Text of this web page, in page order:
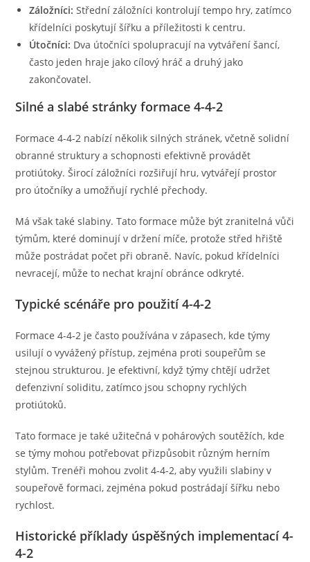
Záložníci: Střední záložníci kontrolují tempo hry, zatímco
křídelníci poskytují šířku a příležitosti k centru.
Útočníci: Dva útočníci spolupracují na vytváření šancí,
často jeden hraje jako cílový hráč a druhý jako
zakončovatel.
Silné a slabé stránky formace 4-4-2
Formace 4-4-2 nabízí několik silných stránek, včetně solidní
obranné struktury a schopnosti efektivně provádět
protiútoky. Širocí záložníci rozšiřují hru, vytvářejí prostor
pro útočníky a umožňují rychlé přechody.
Má však také slabiny. Tato formace může být zranitelná vůči
týmům, které dominují v držení míče, protože střed hřiště
může postrádat počet při obraně. Navíc, pokud křídelníci
nevracejí, může to nechat krajní obránce odkryté.
Typické scénáře pro použití 4-4-2
Formace 4-4-2 je často používána v zápasech, kde týmy
usilují o vyvážený přístup, zejména proti soupeřům se
stejnou strukturou. Je efektivní, když týmy chtějí udržet
defenzivní soliditu, zatímco jsou schopny rychlých
protiútoků.
Tato formace je také užitečná v pohárových soutěžích, kde
se týmy mohou potřebovat přizpůsobit různým herním
stylům. Trenéři mohou zvolit 4-4-2, aby využili slabiny v
soupeřově formaci, zejména pokud postrádají šířku nebo
rychlost.
Historické příklady úspěšných implementací 4-
4-2